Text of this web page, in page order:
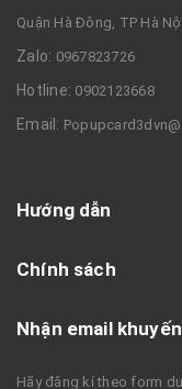
Quận Hà Đông, TP Hà
Zalo: 0967823726
Hotline: 0902123668
Email:
Hướng dẫn
Chính sách
Nhận email
Hãy đăng kí theo form